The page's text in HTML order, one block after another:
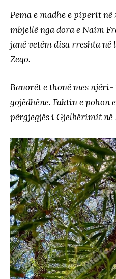
Pema e madhe e piperit në
mbjellë nga dora e Naim
janë vetëm disa rreshta
Zeqo.
Banorët e thonë mes
gojëdhëne. Faktin e pohon
përgjegjës i Gjelbërimit në